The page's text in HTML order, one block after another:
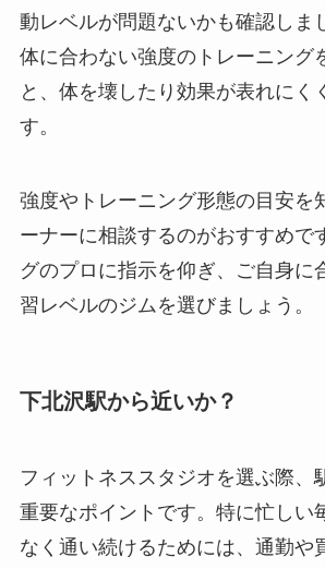
動レベルが問題ないかも確認しま
体に合わない強度のトレーニング
と、体を壊したり効果が表れにく
す。
強度やトレーニング形態の目安を
ーナーに相談するのがおすすめで
グのプロに指示を仰ぎ、ご自身に
習レベルのジムを選びましょう。
下北沢駅から近いか？
フィットネススタジオを選ぶ際、
重要なポイントです。特に忙しい
なく通い続けるためには、通勤や